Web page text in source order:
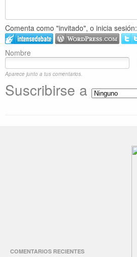
Comenta como "invitado", o inicia sesión:
Nombre
Aparece junto a tus comentarios.
Suscribirse a
COMENTARIOS RECIENTES